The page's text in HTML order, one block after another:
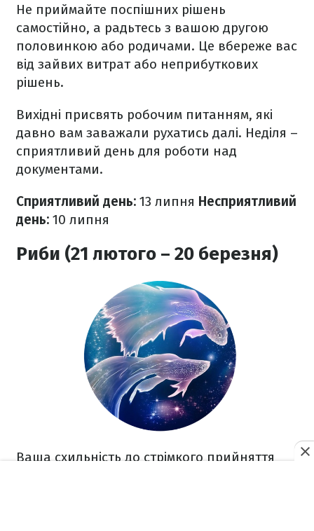
Не приймайте поспішних рішень
самостійно, а радьтесь з вашою другою
половинкою або родичами. Це вбереже вас
від зайвих витрат або неприбуткових
рішень.
Вихідні присвять робочим питанням, які
давно вам заважали рухатись далі. Неділя –
сприятливий день для роботи над
документами.
Сприятливий день: 13 липня Несприятливий
день: 10 липня
Риби (21 лютого – 20 березня)
Ваша схильність до стрімкого прийняття